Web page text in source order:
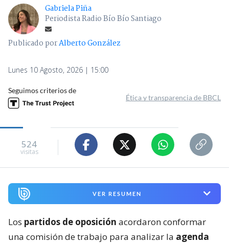
Gabriela Piña
Periodista Radio Bío Bío Santiago
Publicado porAlberto González
Lunes 10 Agosto, 2026 | 15:00
Seguimos criterios de
Ética y transparencia de BBCL
524
visitas
VER RESUMEN
Los partidos de oposición acordaron conformar
una comisión de trabajo para analizar la agenda